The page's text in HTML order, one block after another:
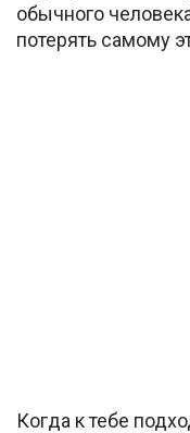
обычного
потерять самому
Когда к тебе